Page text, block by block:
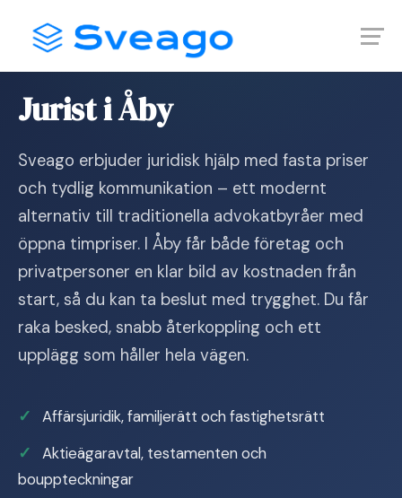
content
Jurist i Åby
Sveago erbjuder juridisk hjälp med fasta priser
och tydlig kommunikation – ett modernt
alternativ till traditionella advokatbyråer med
öppna timpriser. I Åby får både företag och
privatpersoner en klar bild av kostnaden från
start, så du kan ta beslut med trygghet. Du får
raka besked, snabb återkoppling och ett
upplägg som håller hela vägen.
Affärsjuridik, familjerätt och fastighetsrätt
Aktieägaravtal, testamenten och
bouppteckningar